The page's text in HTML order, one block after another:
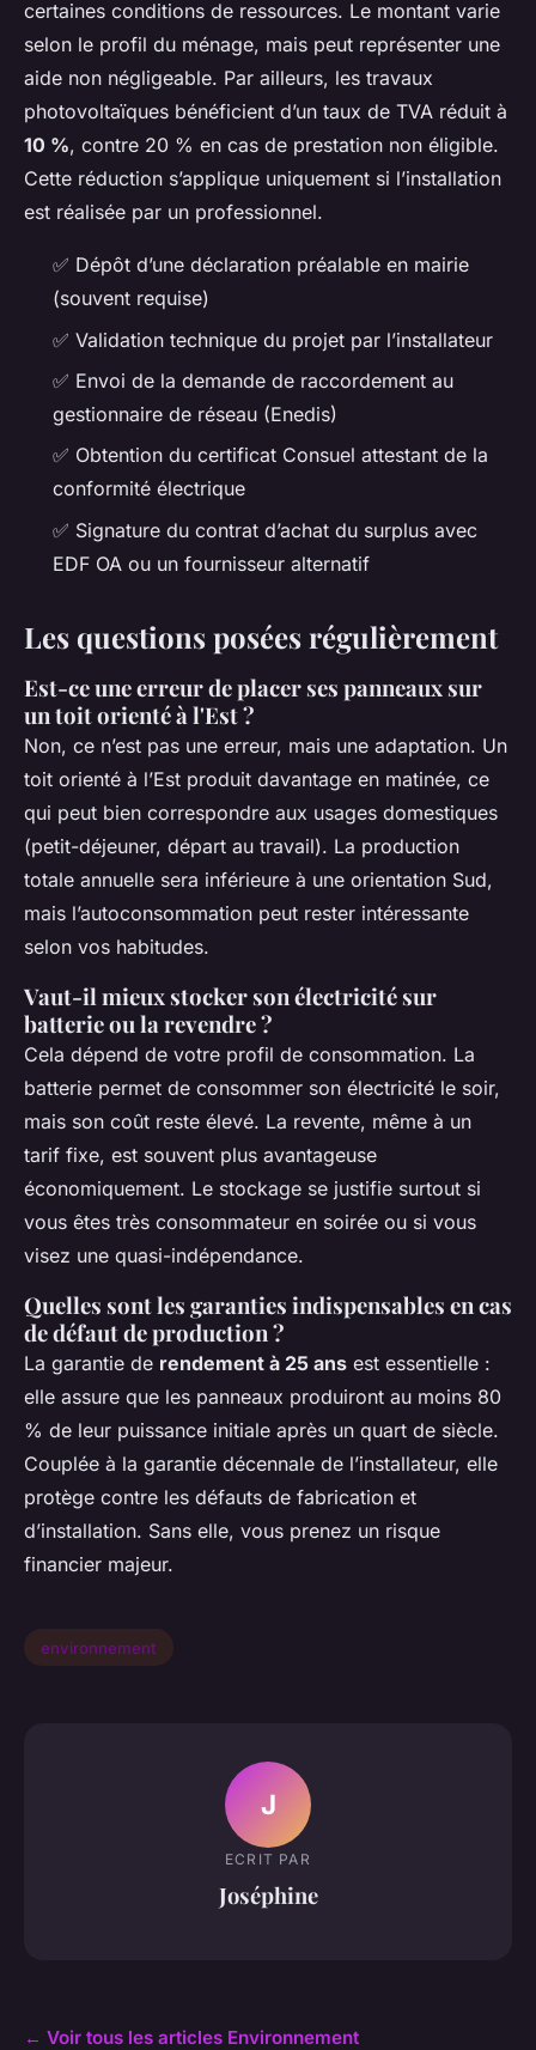
certaines conditions de ressources. Le montant varie
selon le profil du ménage, mais peut représenter une
aide non négligeable. Par ailleurs, les travaux
photovoltaïques bénéficient d’un taux de TVA réduit à
10 %, contre 20 % en cas de prestation non éligible.
Cette réduction s’applique uniquement si l’installation
est réalisée par un professionnel.
✅ Dépôt d’une déclaration préalable en mairie
(souvent requise)
✅ Validation technique du projet par l’installateur
✅ Envoi de la demande de raccordement au
gestionnaire de réseau (Enedis)
✅ Obtention du certificat Consuel attestant de la
conformité électrique
✅ Signature du contrat d’achat du surplus avec
EDF OA ou un fournisseur alternatif
Les questions posées régulièrement
Est-ce une erreur de placer ses panneaux sur
un toit orienté à l'Est ?
Non, ce n’est pas une erreur, mais une adaptation. Un
toit orienté à l’Est produit davantage en matinée, ce
qui peut bien correspondre aux usages domestiques
(petit-déjeuner, départ au travail). La production
totale annuelle sera inférieure à une orientation Sud,
mais l’autoconsommation peut rester intéressante
selon vos habitudes.
Vaut-il mieux stocker son électricité sur
batterie ou la revendre ?
Cela dépend de votre profil de consommation. La
batterie permet de consommer son électricité le soir,
mais son coût reste élevé. La revente, même à un
tarif fixe, est souvent plus avantageuse
économiquement. Le stockage se justifie surtout si
vous êtes très consommateur en soirée ou si vous
visez une quasi-indépendance.
Quelles sont les garanties indispensables en cas
de défaut de production ?
La garantie de rendement à 25 ans est essentielle :
elle assure que les panneaux produiront au moins 80
% de leur puissance initiale après un quart de siècle.
Couplée à la garantie décennale de l’installateur, elle
protège contre les défauts de fabrication et
d’installation. Sans elle, vous prenez un risque
financier majeur.
environnement
J
ECRIT PAR
Joséphine
← Voir tous les articles Environnement